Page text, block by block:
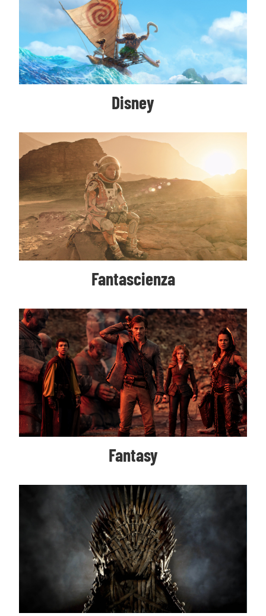
Disney
Fantascienza
Fantasy